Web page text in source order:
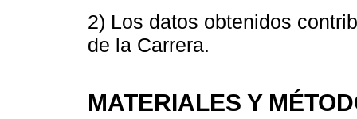
2) Los datos obtenidos
de la Carrera.
MATERIALES Y